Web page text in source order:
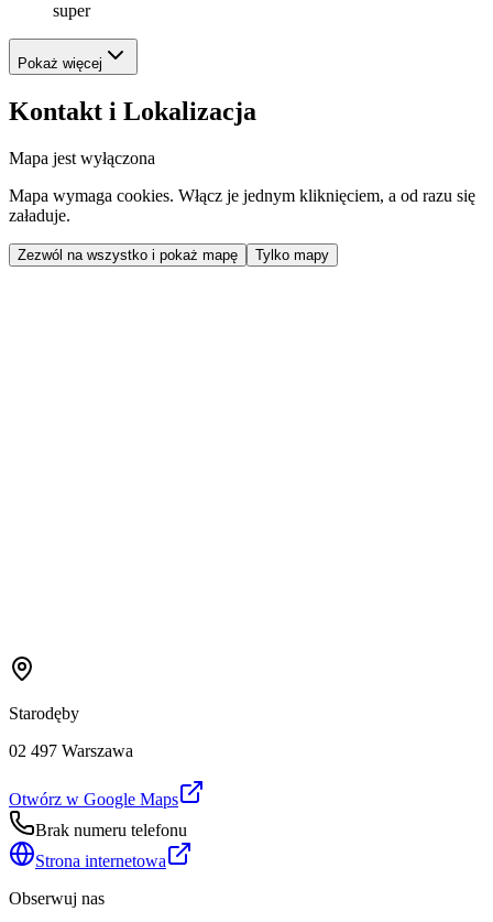
super
Pokaż więcej
Kontakt i Lokalizacja
Mapa jest wyłączona
Mapa wymaga cookies. Włącz je jednym kliknięciem, a od razu się
załaduje.
Zezwól na wszystko i pokaż mapę Tylko mapy
Starodęby
02 497 Warszawa
Otwórz w Google Maps
Brak numeru telefonu
Strona internetowa
Obserwuj nas